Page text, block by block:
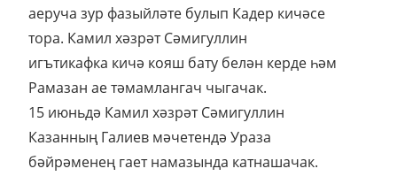
аеруча зур фазыйләте булып Кадер кичәсе
тора. Камил хәзрәт Сәмигуллин
игътикафка кичә кояш бату белән керде һәм
Рамазан ае тәмамлангач чыгачак.
15 июньдә Камил хәзрәт Сәмигуллин
Казанның Галиев мәчетендә Ураза
бәйрәменең гает намазында катнашачак.